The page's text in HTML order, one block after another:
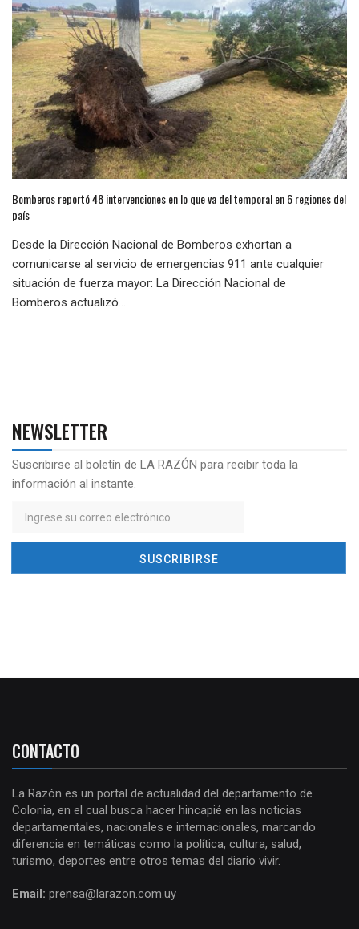
Bomberos reportó 48 intervenciones en lo que va del temporal en 6 regiones del
país
Desde la Dirección Nacional de Bomberos exhortan a
comunicarse al servicio de emergencias 911 ante cualquier
situación de fuerza mayor: La Dirección Nacional de
Bomberos actualizó...
NEWSLETTER
Suscribirse al boletín de LA RAZÓN para recibir toda la
información al instante.
CONTACTO
La Razón es un portal de actualidad del departamento de
Colonia, en el cual busca hacer hincapié en las noticias
departamentales, nacionales e internacionales, marcando
diferencia en temáticas como la política, cultura, salud,
turismo, deportes entre otros temas del diario vivir.
Email: prensa@larazon.com.uy